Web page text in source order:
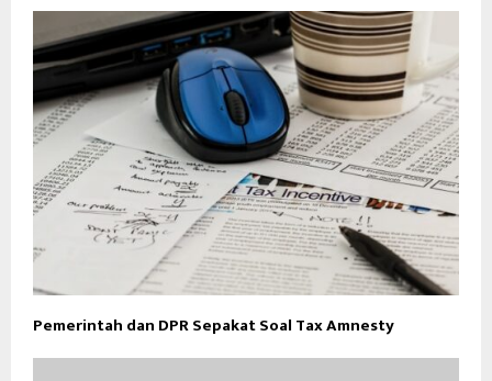
Pemerintah dan DPR Sepakat Soal Tax Amnesty